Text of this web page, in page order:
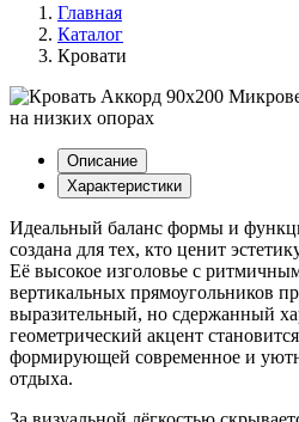
Главная
Каталог
Кровати
Описание
Характеристики
Идеальный баланс формы и
создана для тех, кто ценит
Её высокое изголовье с
вертикальных прямоугольников
выразительный, но сдержанный
геометрический акцент
формирующей современное и
отдыха.